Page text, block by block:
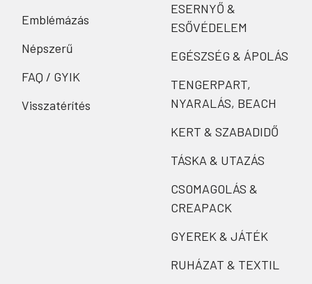
Emblémázás
Népszerű
FAQ / GYIK
Visszatérítés
ESERNYŐ &
ESŐVÉDELEM
EGÉSZSÉG & ÁPOLÁS
TENGERPART,
NYARALÁS, BEACH
KERT & SZABADIDŐ
TÁSKA & UTAZÁS
CSOMAGOLÁS &
CREAPACK
GYEREK & JÁTÉK
RUHÁZAT & TEXTIL